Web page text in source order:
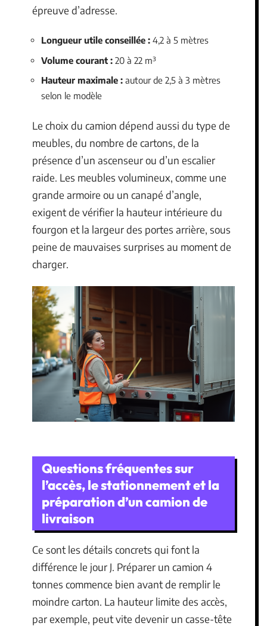
épreuve d’adresse.
Longueur utile conseillée : 4,2 à 5 mètres
Volume courant : 20 à 22 m³
Hauteur maximale : autour de 2,5 à 3 mètres
selon le modèle
Le choix du camion dépend aussi du type de
meubles, du nombre de cartons, de la
présence d’un ascenseur ou d’un escalier
raide. Les meubles volumineux, comme une
grande armoire ou un canapé d’angle,
exigent de vérifier la hauteur intérieure du
fourgon et la largeur des portes arrière, sous
peine de mauvaises surprises au moment de
charger.
Questions fréquentes sur
l’accès, le stationnement et la
préparation d’un camion de
livraison
Ce sont les détails concrets qui font la
différence le jour J. Préparer un camion 4
tonnes commence bien avant de remplir le
moindre carton. La hauteur limite des accès,
par exemple, peut vite devenir un casse-tête